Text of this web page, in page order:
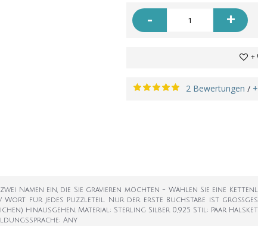
- +
+
2 Bewertungen /
Namen ein, die Sie gravieren möchten - Wählen Sie eine
für jedes Puzzleteil. Nur der erste Buchstabe ist
hinausgehen. Material: Sterling Silber 0,925 Stil: Paar Halskette
Any